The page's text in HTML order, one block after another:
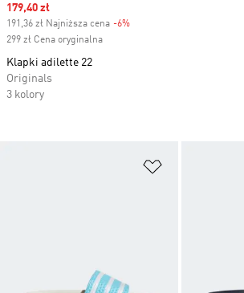
Sale price
179,40 zł
191,36 zł Najniższa cena -6%
299 zł Cena oryginalna
Klapki adilette 22
Originals
3 kolory